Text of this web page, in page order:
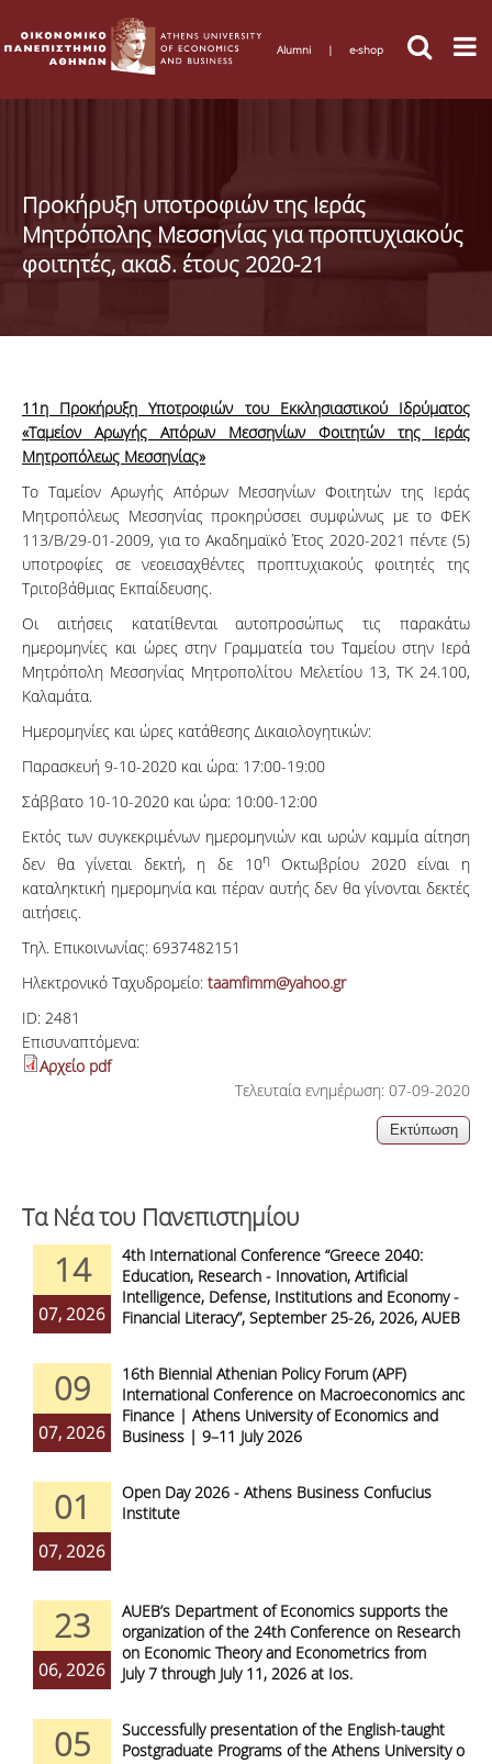
Alumni | e-shop
Προκήρυξη υποτροφιών της Ιεράς
Μητρόπολης Μεσσηνίας για προπτυχιακούς
φοιτητές, ακαδ. έτους 2020-21
11η Προκήρυξη Υποτροφιών του Εκκλησιαστικού Ιδρύματος
«Ταμείον Αρωγής Απόρων Μεσσηνίων Φοιτητών της Ιεράς
Μητροπόλεως Μεσσηνίας»
Το Ταμείον Αρωγής Απόρων Μεσσηνίων Φοιτητών της Ιεράς
Μητροπόλεως Μεσσηνίας προκηρύσσει συμφώνως με το ΦΕΚ
113/Β/29-01-2009, για το Ακαδημαϊκό Έτος 2020-2021 πέντε (5)
υποτροφίες σε νεοεισαχθέντες προπτυχιακούς φοιτητές της
Τριτοβάθμιας Εκπαίδευσης.
Οι αιτήσεις κατατίθενται αυτοπροσώπως τις παρακάτω
ημερομηνίες και ώρες στην Γραμματεία του Ταμείου στην Ιερά
Μητρόπολη Μεσσηνίας Μητροπολίτου Μελετίου 13, ΤΚ 24.100,
Καλαμάτα.
Ημερομηνίες και ώρες κατάθεσης Δικαιολογητικών:
Παρασκευή 9-10-2020 και ώρα: 17:00-19:00
Σάββατο 10-10-2020 και ώρα: 10:00-12:00
Εκτός των συγκεκριμένων ημερομηνιών και ωρών καμμία αίτηση
δεν θα γίνεται δεκτή, η δε 10η
Οκτωβρίου 2020 είναι η
καταληκτική ημερομηνία και πέραν αυτής δεν θα γίνονται δεκτές
αιτήσεις.
Τηλ. Επικοινωνίας: 6937482151
Ηλεκτρονικό Ταχυδρομείο: taamfimm@yahoo.gr
ID: 2481
Επισυναπτόμενα:
Αρχείο pdf
Τελευταία ενημέρωση: 07-09-2020
Τα Νέα του Πανεπιστημίου
14
07, 2026
4th International Conference “Greece 2040:
Education, Research - Innovation, Artificial
Intelligence, Defense, Institutions and Economy -
Financial Literacy”, September 25-26, 2026, AUEB
09
07, 2026
16th Biennial Athenian Policy Forum (APF)
International Conference on Macroeconomics and
Finance | Athens University of Economics and
Business | 9–11 July 2026
01
07, 2026
Open Day 2026 - Athens Business Confucius
Institute
23
06, 2026
AUEB’s Department of Economics supports the
organization of the 24th Conference on Research
on Economic Theory and Econometrics from
July 7 through July 11, 2026 at Ios.
05
Successfully presentation of the English-taught
Postgraduate Programs of the Athens University of